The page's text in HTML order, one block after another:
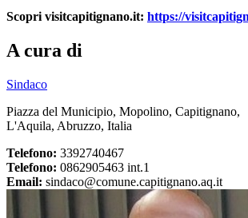
Scopri visitcapitignano.it: https://
A cura di
Sindaco
Piazza del Municipio, Mopolino, Capitignano,
L'Aquila, Abruzzo, Italia
Telefono: 3392740467
Telefono: 0862905463 int.1
Email: sindaco@comune.capitignano.aq.it